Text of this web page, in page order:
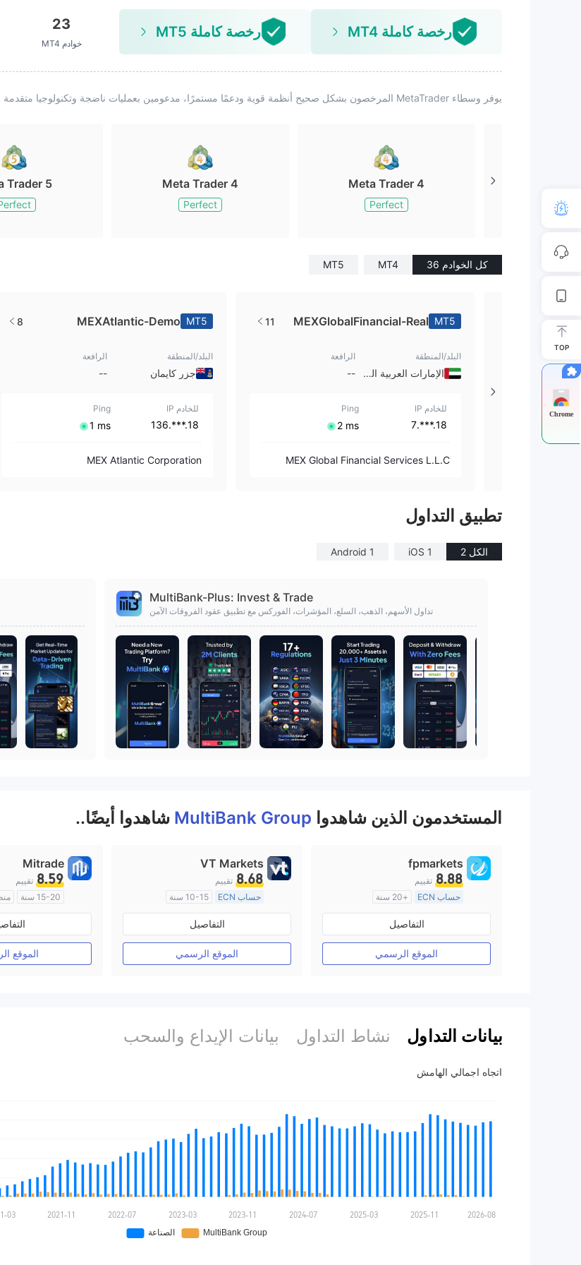
رخصة كاملة MT4 رخصة كاملة MT5 23
خوادم MT4
يوفر وسطاء MetaTrader المرخصون بشكل صحيح أنظمة قوية ودعمًا مستمرًا، مدعومين بعمليات ناضجة وتكنولوجيا متقدمة وضوابط مخاطر قوية.
Trader 5 Meta Trader 4
Perfect
Meta Trader 4
Perfect
كل الخوادم 36 MT4
MT5
MT5
MEXAtlantic-Demo
8
البلد/المنطقة
جزر كايمان
الرافعة
--
للخادم IP
18.***.136
Ping
⁦1 ms⁩
MEX Atlantic Corporation
MT5
MEXGlobalFinancial-Real
11
البلد/المنطقة
الإمارات العربية المتحدة
الرافعة
--
للخادم IP
18.***.7
Ping
⁦2 ms⁩
MEX Global Financial Services L.L.C
تطبيق التداول
الكل 2 iOS 1
Android 1
MultiBank-Plus: Invest & Trade
تداول الأسهم، الذهب، السلع، المؤشرات، الفوركس مع تطبيق عقود الفروقات الآمن
المستخدمون الذين شاهدوا MultiBank Group شاهدوا أيضًا..
fpmarkets
8.88 تقييم
حساب ECN
+20 سنة
منظمة في أستراليا
صناعة السوق (MM)
رخصة كاملة ميتاتريدر ٤
التفاصيل
الموقع الرسمي
VT Markets
8.68 تقييم
حساب ECN
10-15 سنة
منظمة في أستراليا
صناعة السوق (MM)
رخصة كاملة ميتاتريدر ٤
التفاصيل
الموقع الرسمي
Mitrade
8.59 تقييم
15-20 سنة
صناعة السوق (MM)
الموقع
بيانات التداول نشاط التداول بيانات الإيداع والسحب
اتجاه اجمالي الهامش
TOP
Chrome